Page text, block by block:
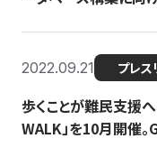
2022.09.21 プレス
歩くことが難民支援
WALK」を10月開催